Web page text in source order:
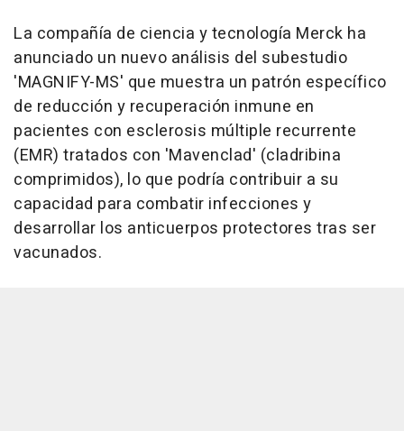
La compañía de ciencia y tecnología Merck ha
anunciado un nuevo análisis del subestudio
'MAGNIFY-MS' que muestra un patrón específico
de reducción y recuperación inmune en
pacientes con esclerosis múltiple recurrente
(EMR) tratados con 'Mavenclad' (cladribina
comprimidos), lo que podría contribuir a su
capacidad para combatir infecciones y
desarrollar los anticuerpos protectores tras ser
vacunados.